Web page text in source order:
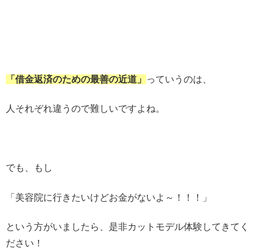
「借金返済のための最善の近道」 っていうのは、
人それぞれ違うので難しいですよね。
でも、もし
「美容院に行きたいけどお金がないよ～！！！」
という方がいましたら、是非カットモデル体験してきてく
ださい！